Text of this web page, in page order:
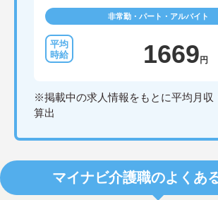
非常勤・パート・アルバイト
1669 円
※掲載中の求人情報をもとに平均月収
算出
マイナビ介護職のよくあ